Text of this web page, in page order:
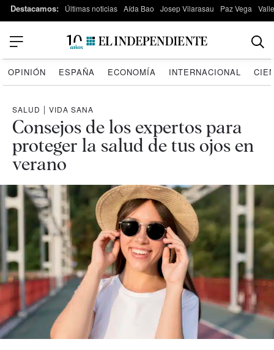
Destacamos: Últimas noticias Aída Bao Josep Vilarasau Paz Vega
OPINIÓN ESPAÑA ECONOMÍA INTERNACIONAL
SALUD | VIDA SANA
Consejos de los expertos para
proteger la salud de tus ojos en
verano